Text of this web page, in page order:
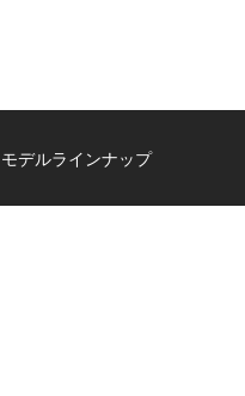
モデルラインナップ